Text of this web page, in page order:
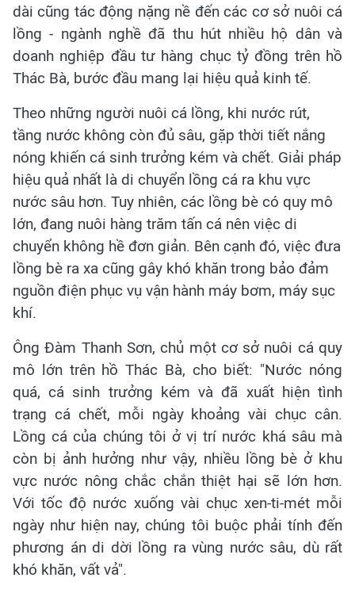
dài cũng tác động nặng nề đến các cơ sở nuôi cá
lồng - ngành nghề đã thu hút nhiều hộ dân và
doanh nghiệp đầu tư hàng chục tỷ đồng trên hồ
Thác Bà, bước đầu mang lại hiệu quả kinh tế.
Theo những người nuôi cá lồng, khi nước rút,
tầng nước không còn đủ sâu, gặp thời tiết nắng
nóng khiến cá sinh trưởng kém và chết. Giải pháp
hiệu quả nhất là di chuyển lồng cá ra khu vực
nước sâu hơn. Tuy nhiên, các lồng bè có quy mô
lớn, đang nuôi hàng trăm tấn cá nên việc di
chuyển không hề đơn giản. Bên cạnh đó, việc đưa
lồng bè ra xa cũng gây khó khăn trong bảo đảm
nguồn điện phục vụ vận hành máy bơm, máy sục
khí.
Ông Đàm Thanh Sơn, chủ một cơ sở nuôi cá quy
mô lớn trên hồ Thác Bà, cho biết: "Nước nóng
quá, cá sinh trưởng kém và đã xuất hiện tình
trạng cá chết, mỗi ngày khoảng vài chục cân.
Lồng cá của chúng tôi ở vị trí nước khá sâu mà
còn bị ảnh hưởng như vậy, nhiều lồng bè ở khu
vực nước nông chắc chắn thiệt hại sẽ lớn hơn.
Với tốc độ nước xuống vài chục xen-ti-mét mỗi
ngày như hiện nay, chúng tôi buộc phải tính đến
phương án di dời lồng ra vùng nước sâu, dù rất
khó khăn, vất vả".